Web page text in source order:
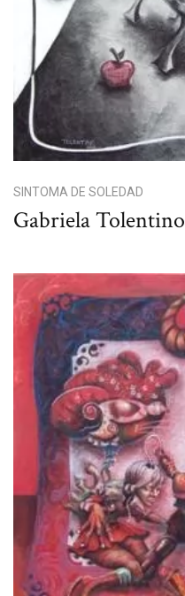
SINTOMA DE SOLEDAD
Gabriela Tolentino